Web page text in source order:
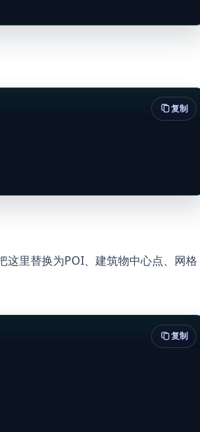
复制
这里替换为POI、建筑物中心点、网格
复制